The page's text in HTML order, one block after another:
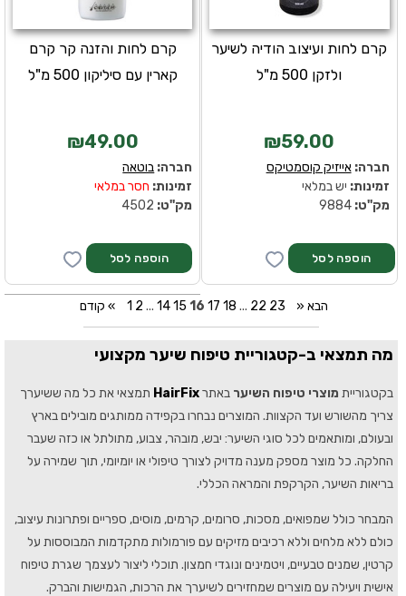
קרם לחות והזנה קר קרם
קארין עם סיליקון 500 מ"ל
₪49.00
חברה: בוטאה
זמינות: חסר במלאי
מק''ט:
הוספה לסל
קרם לחות ועיצוב הודיה לשיער
ולזקן 500 מ"ל
₪59.00
חברה:אייזיק קוסמטיקס
זמינות: יש במלאי
מק''ט: 9884
קודם « 1 2 ... 1415 16 17 18 ... 22 23 » הבא
מה תמצאי ב-קטגוריית טיפוח שיער מקצועי
בקטגוריית מוצרי טיפוח השיער באתרHairFix תמצאי את כל מה ששיערך
צריך מהשורש ועד הקצוות. המוצרים נבחרו בקפידה ממותגים מובילים בארץ
ובעולם, ומותאמים לכל סוגי השיער: יבש, מובהר, צבוע, מתולתל או כזה שעבר
החלקה. כל מוצר מספק מענה מדויק לצורך טיפולי או יומיומי, תוך שמירה על
בריאות השיער, הקרקפת והמראה הכללי.
המבחר כולל שמפואים, מסכות, סרומים, קרמים, מוסים, ספריים ופתרונות עיצוב,
כולם ללא מלחים וללא רכיבים מזיקים עם פורמולות מתקדמות המבוססות על
קרטין, שמנים טבעיים, ויטמינים ונוגדי חמצון. תוכלי ליצור לעצמך שגרת טיפוח
אישית ויעילה עם מוצרים שמחזירים לשיערך את הרכות, הגמישות והברק.